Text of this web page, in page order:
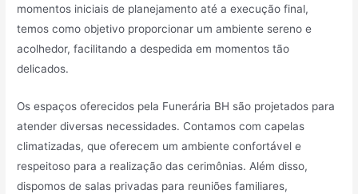
momentos iniciais de planejamento até a execução final,
temos como objetivo proporcionar um ambiente sereno e
acolhedor, facilitando a despedida em momentos tão
delicados.
Os espaços oferecidos pela Funerária BH são projetados para
atender diversas necessidades. Contamos com capelas
climatizadas, que oferecem um ambiente confortável e
respeitoso para a realização das cerimônias. Além disso,
dispomos de salas privadas para reuniões familiares,